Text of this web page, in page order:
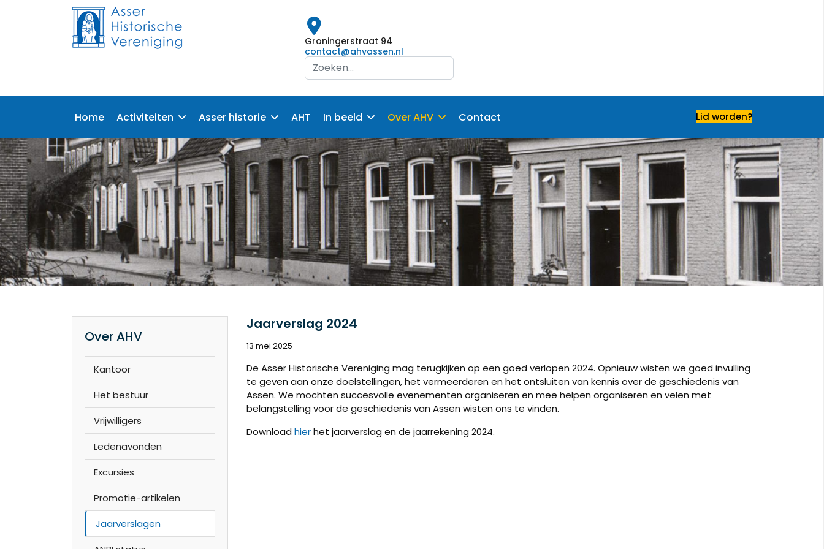
Groningerstraat 94
contact@ahvassen.nl
Search
...
Home Activiteiten Asser historie AHT In beeld Over AHV Contact Lid worden?
Over AHV
Kantoor
Het bestuur
Vrijwilligers
Ledenavonden
Excursies
Promotie-artikelen
Jaarverslagen
Jaarverslag 2024
13 mei 2025
De Asser Historische Vereniging mag terugkijken op een goed verlopen 2024. Opnieuw wisten we goed invulling
te geven aan onze doelstellingen, het vermeerderen en het ontsluiten van kennis over de geschiedenis van
Assen. We mochten succesvolle evenementen organiseren en mee helpen organiseren en velen met
belangstelling voor de geschiedenis van Assen wisten ons te vinden.
Download hierhet jaarverslag en de jaarrekening 2024.